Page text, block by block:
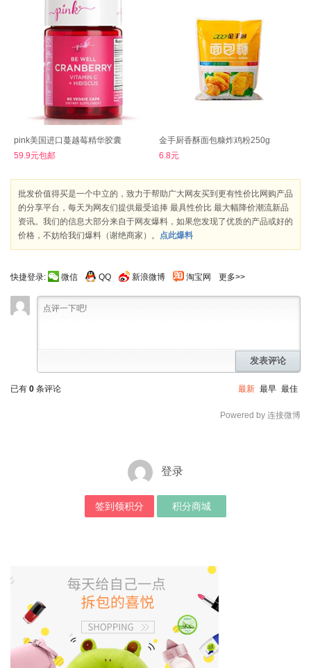
pink美国进口蔓越莓精华胶囊
59.9元包邮
金手厨香酥面包糠炸鸡粉250g
6.8元
批发价值得买是一个中立的，致力于帮助广大网友买到更有性价比网购产品
的分享平台，每天为网友们提供最受追捧 最具性价比 最大幅降价潮流新品
资讯。我们的信息大部分来自于网友爆料，如果您发现了优质的产品或好的
价格，不妨给我们爆料（谢绝商家）。 点此爆料
快捷登录: 微信 QQ 新浪微博 淘宝网 更多>>
发表评论
已有 0 条评论 最新 最早 最佳
Powered by 连接微博
登录
签到领积分 积分商城